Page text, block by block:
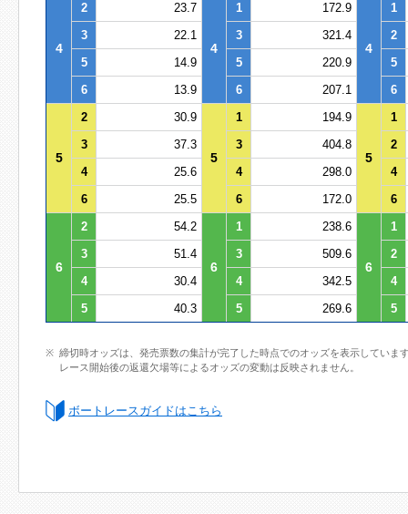
4
2 23.7
4
1 172.9
4
1
3
22.1 3 321.4
2
5
14.9 5 220.9
5
6
13.9 6 207.1 6
5
2 30.9
5
1 194.9
5
1
3
37.3 3 404.8
2
4
25.6 4 298.0
4
6
25.5 6 172.0 6
6
2 54.2
6
1 238.6
6
1
3
51.4 3 509.6
2
4
30.4 4 342.5
4
5
40.3 5 269.6 5
締切時オッズは、発売票数の集計が完了した時点でのオッズを表示していま
レース開始後の返還欠場等によるオッズの変動は反映されません。
ボートレースガイドはこちら